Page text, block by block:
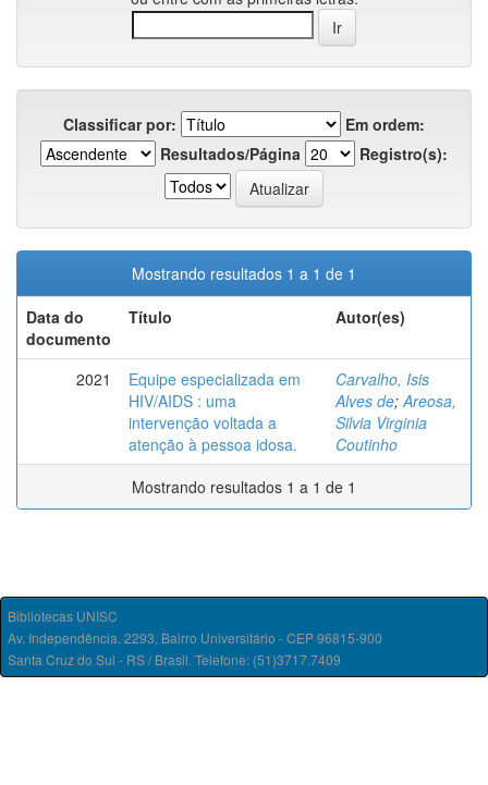
Classificar por:
Em ordem:
Resultados/Página
Registro(s):
Mostrando resultados 1 a 1 de 1
Data do
documento
Título Autor(es)
2021
Equipe especializada em
HIV/AIDS : uma
intervenção voltada a
atenção à pessoa idosa.
Carvalho, Isis
Alves de;Areosa,
Silvia Virginia
Coutinho
Mostrando resultados 1 a 1 de 1
Bibliotecas UNISC
Av. Independência, 2293, Bairro Universitário - CEP 96815-900
Santa Cruz do Sul - RS / Brasil. Telefone: (51)3717.7409